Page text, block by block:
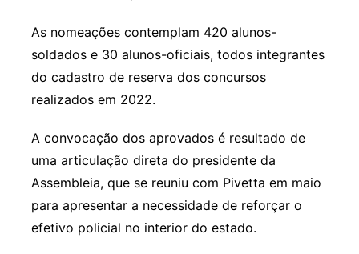
As nomeações contemplam 420 alunos-
soldados e 30 alunos-oficiais, todos integrantes
do cadastro de reserva dos concursos
realizados em 2022.
A convocação dos aprovados é resultado de
uma articulação direta do presidente da
Assembleia, que se reuniu com Pivetta em maio
para apresentar a necessidade de reforçar o
efetivo policial no interior do estado.